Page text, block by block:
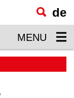
de
MENU